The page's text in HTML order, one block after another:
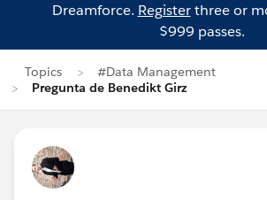
Dreamforce. Registerthree or
$999 passes.
Topics
#Data Management
Pregunta de Benedikt Girz